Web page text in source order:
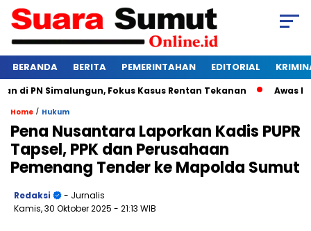
BERANDA BERITA PEMERINTAHAN EDITORIAL
Simalungun, Fokus Kasus Rentan Tekanan Awas
Home / Hukum
Pena Nusantara Laporkan Kadis PUPR
Tapsel, PPK dan Perusahaan
Pemenang Tender ke Mapolda Sumut
Redaksi
- Jurnalis
Kamis, 30 Oktober 2025 - 21:13 WIB